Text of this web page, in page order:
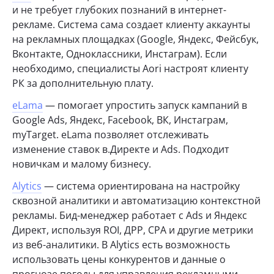
и не требует глубоких познаний в интернет-
рекламе. Система сама создает клиенту аккаунты
на рекламных площадках (Google, Яндекс, Фейсбук,
Вконтакте, Одноклассники, Инстаграм). Если
необходимо, специалисты Aori настроят клиенту
РК за дополнительную плату.
eLama — помогает упростить запуск кампаний в
Google Ads, Яндекс, Facebook, ВК, Инстаграм,
myTarget. eLama позволяет отслеживать
изменение ставок в.Директе и Ads. Подходит
новичкам и малому бизнесу.
Alytics — система ориентирована на настройку
сквозной аналитики и автоматизацию контекстной
рекламы. Бид-менеджер работает с Ads и Яндекс
Директ, используя ROI, ДРР, CPA и другие метрики
из веб-аналитики. В Alytics есть возможность
использовать цены конкурентов и данные о